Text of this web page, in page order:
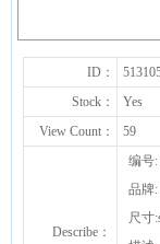
ID：
Stock：
Yes
View Count：
59
Describe：
编号:
品牌
尺寸